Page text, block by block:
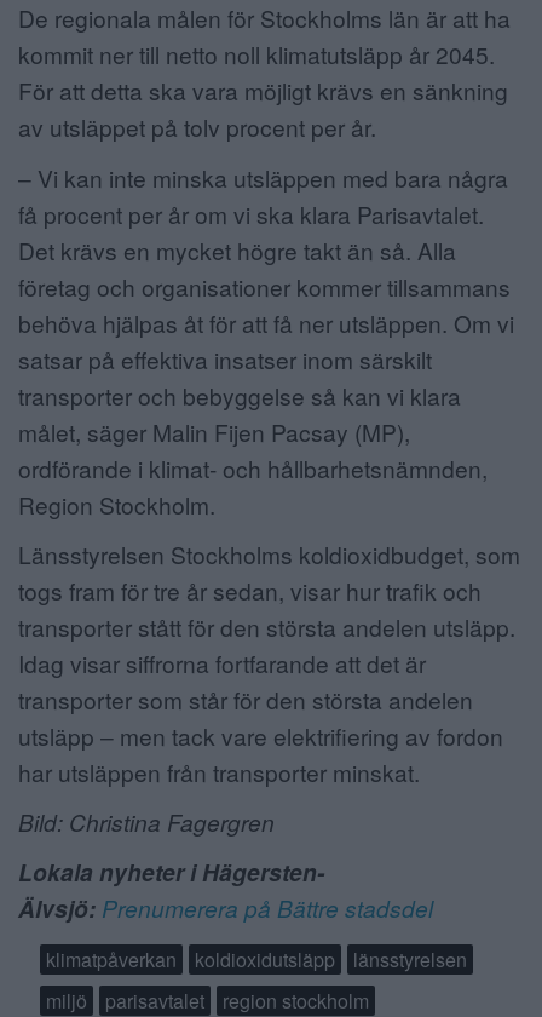
De regionala målen för Stockholms län är att ha
kommit ner till netto noll klimatutsläpp år 2045.
För att detta ska vara möjligt krävs en sänkning
av utsläppet på tolv procent per år.
– Vi kan inte minska utsläppen med bara några
få procent per år om vi ska klara Parisavtalet.
Det krävs en mycket högre takt än så. Alla
företag och organisationer kommer tillsammans
behöva hjälpas åt för att få ner utsläppen. Om vi
satsar på effektiva insatser inom särskilt
transporter och bebyggelse så kan vi klara
målet, säger Malin Fijen Pacsay (MP),
ordförande i klimat- och hållbarhetsnämnden,
Region Stockholm.
Länsstyrelsen Stockholms koldioxidbudget, som
togs fram för tre år sedan, visar hur trafik och
transporter stått för den största andelen utsläpp.
Idag visar siffrorna fortfarande att det är
transporter som står för den största andelen
utsläpp – men tack vare elektrifiering av fordon
har utsläppen från transporter minskat.
Bild: Christina Fagergren
Lokala nyheter i Hägersten-
Älvsjö: Prenumerera på Bättre stadsdel
klimatpåverkan koldioxidutsläpp
länsstyrelsen
miljö
parisavtalet region stockholm